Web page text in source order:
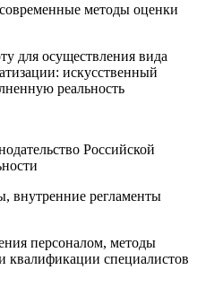
методы оценки
для осуществления вида
искусственный
реальность
Российской
внутренние регламенты
персоналом, методы
специалистов